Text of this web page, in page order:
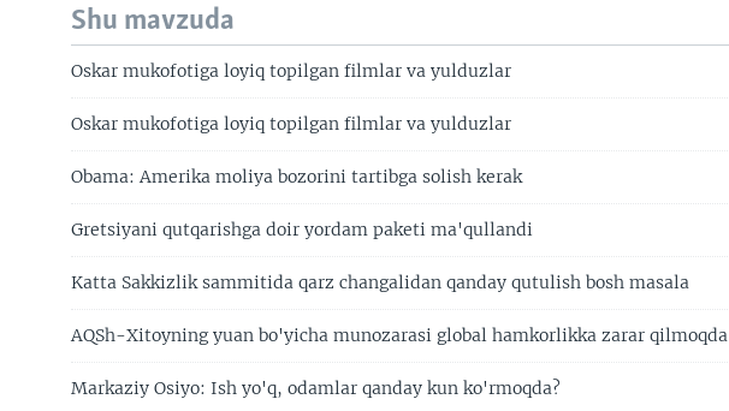
Shu mavzuda
Oskar mukofotiga loyiq topilgan filmlar va yulduzlar
Oskar mukofotiga loyiq topilgan filmlar va yulduzlar
Obama: Amerika moliya bozorini tartibga solish kerak
Gretsiyani qutqarishga doir yordam paketi ma'qullandi
Katta Sakkizlik sammitida qarz changalidan qanday qutulish bosh masala
AQSh-Xitoyning yuan bo'yicha munozarasi global hamkorlikka zarar qilmoqda
Markaziy Osiyo: Ish yo'q, odamlar qanday kun ko'rmoqda?